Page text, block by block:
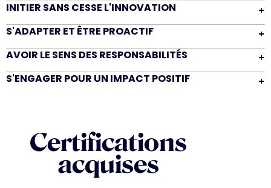
INITIER SANS CESSE L'INNOVATION
S'ADAPTER ET ÊTRE PROACTIF
AVOIR LE SENS DES RESPONSABILITÉS
S'ENGAGER POUR UN IMPACT POSITIF
Certifications
acquises
Ces certifications reflètent nos valeurs